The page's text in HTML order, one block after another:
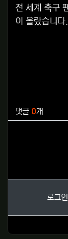
전 세계 축구
이 올랐습니다.
댓글 0개
로그